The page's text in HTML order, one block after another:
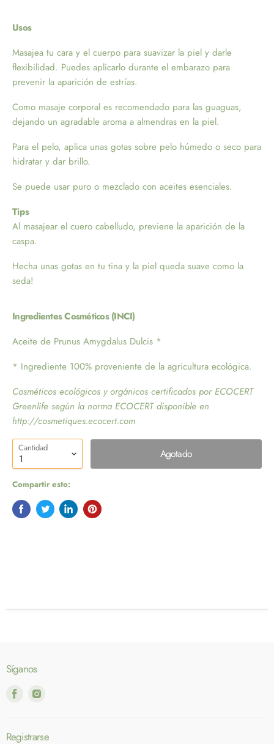
Usos
Masajea tu cara y el cuerpo para suavizar la piel y darle
flexibilidad. Puedes aplicarlo durante el embarazo para
prevenir la aparición de estrías.
Como masaje corporal es recomendado para las guaguas,
dejando un agradable aroma a almendras en la piel.
Para el pelo, aplica unas gotas sobre pelo húmedo o seco para
hidratar y dar brillo.
Se puede usar puro o mezclado con aceites esenciales.
Tips
Al masajear el cuero cabelludo, previene la aparición de la
caspa.
Hecha unas gotas en tu tina y la piel queda suave como la
seda!
Ingredientes Cosméticos (INCI)
Aceite de Prunus Amygdalus Dulcis *
* Ingrediente 100% proveniente de la agricultura ecológica.
Cosméticos ecológicos y orgánicos certificados por ECOCERT
Greenlife según la norma ECOCERT disponible en
http://cosmetiques.ecocert.com
Cantidad Agotado
Compartir esto:
Síganos
Encuéntrenos
Registrarse